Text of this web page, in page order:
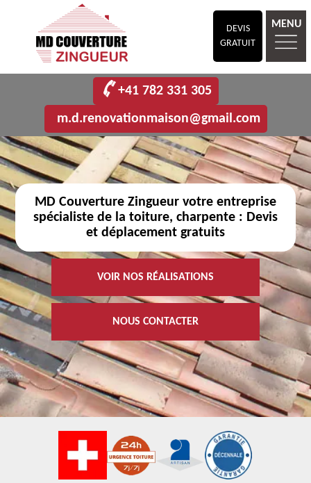
DEVIS
GRATUIT
MENU
+41 782 331 305
m.d.renovationmaison@gmail.com
MD Couverture Zingueur votre entreprise
spécialiste de la toiture, charpente : Devis
et déplacement gratuits
VOIR NOS RÉALISATIONS
NOUS CONTACTER